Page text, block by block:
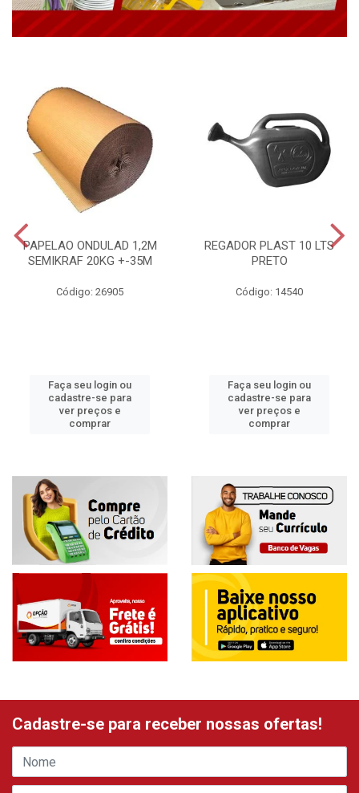
PAPELAO ONDULAD 1,2M
SEMIKRAF 20KG +-35M
Código: 26905
Faça seu login ou
cadastre-se para
ver preços e
comprar
REGADOR PLAST 10 LTS
PRETO
Código: 14540
Faça seu login ou
cadastre-se para
ver preços e
comprar
Cadastre-se para receber nossas ofertas!